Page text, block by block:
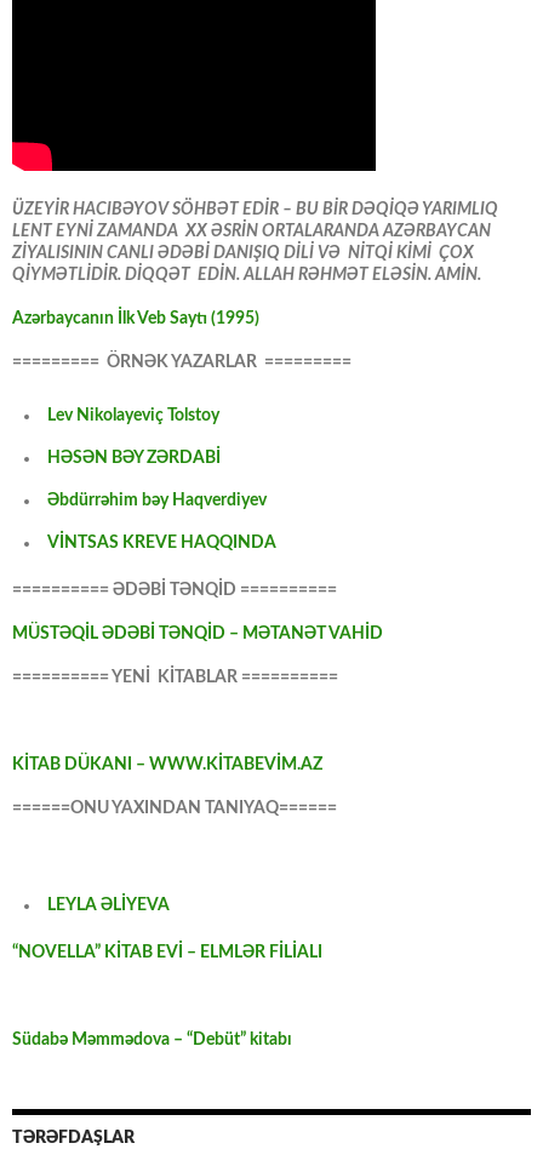
ÜZEYİR HACIBƏYOV SÖHBƏT EDİR – BU BİR DƏQİQƏ YARIMLIQ
LENT EYNİ ZAMANDA XX ƏSRİN ORTALARANDA AZƏRBAYCAN
ZİYALISININ CANLI ƏDƏBİ DANIŞIQ DİLİ VƏ NİTQİ KİMİ ÇOX
QİYMƏTLİDİR. DİQQƏT EDİN. ALLAH RƏHMƏT ELƏSİN. AMİN.
Azərbaycanın İlk Veb Saytı (1995)
========= ÖRNƏK YAZARLAR =========
Lev Nikolayeviç Tolstoy
HƏSƏN BƏY ZƏRDABİ
Əbdürrəhim bəy Haqverdiyev
VİNTSAS KREVE HAQQINDA
========== ƏDƏBİ TƏNQİD ==========
MÜSTƏQİL ƏDƏBİ TƏNQİD – MƏTANƏT VAHİD
========== YENİ KİTABLAR ==========
KİTAB DÜKANI – WWW.KİTABEVİM.AZ
======ONU YAXINDAN TANIYAQ======
LEYLA ƏLİYEVA
“NOVELLA” KİTAB EVİ – ELMLƏR FİLİALI
Südabə Məmmədova – “Debüt” kitabı
TƏRƏFDAŞLAR